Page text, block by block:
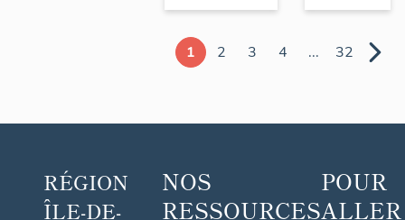
1 2 3 4 ... 32
RÉGION
ÎLE-DE-
NOS
RESSOURCES
POUR
ALLER